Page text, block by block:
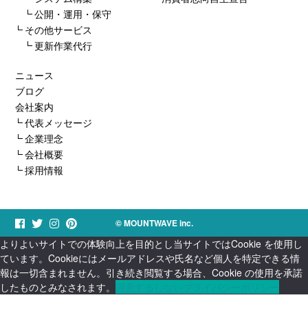
公開・運用・保守
その他サービス
更新作業代行
ニュース
ブログ
会社案内
代表メッセージ
企業理念
会社概要
採用情報
© MOUNTWAVE inc.
よりよいサイトでの体験向上を目的とし当サイトではCookie を使用し
ています。Cookieにはメールアドレスや氏名など個人を特定できる情
報は一切含まれません。引き続き閲覧する場合、Cookie の使用を承諾
したものとみなされます。